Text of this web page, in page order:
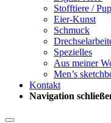
Stofftiere /
Eier-Kunst
Schmuck
Spezielles
Aus meiner
Men’s
Kontakt
Navigation